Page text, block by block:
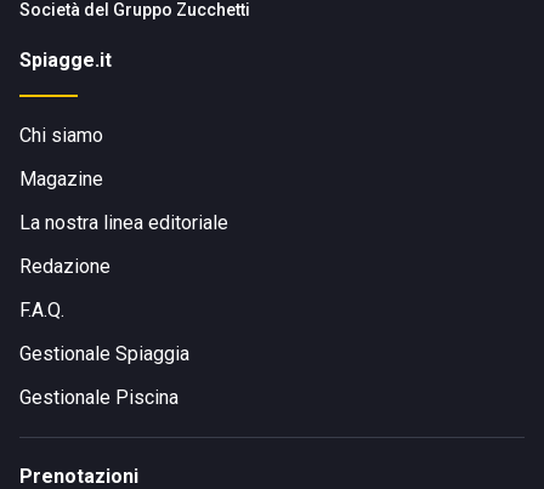
Società del Gruppo Zucchetti
Spiagge.it
Chi siamo
Magazine
La nostra linea editoriale
Redazione
F.A.Q.
Gestionale Spiaggia
Gestionale Piscina
Prenotazioni